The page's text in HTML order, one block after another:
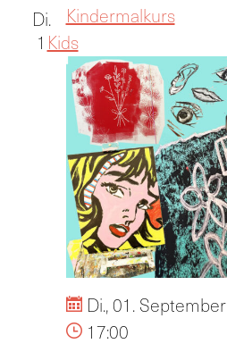
Di.
1
Kindermalkurs
Kids
Di., 01. September
17:00